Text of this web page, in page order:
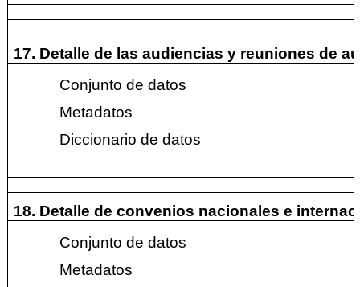
17. Detalle de las audiencias y reuniones de
Conjunto de datos
Metadatos
Diccionario de datos
18. Detalle de convenios nacionales e
Conjunto de datos
Metadatos